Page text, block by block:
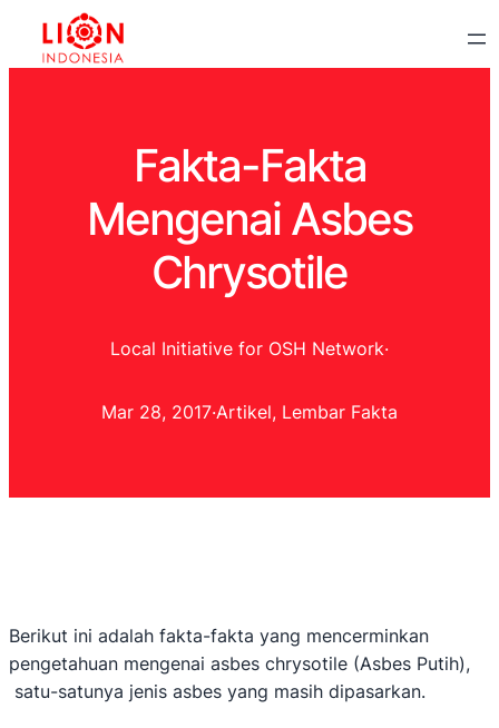
Fakta-Fakta
Mengenai Asbes
Chrysotile
Local Initiative for OSH Network·
Mar 28, 2017·Artikel, Lembar Fakta
Berikut ini adalah fakta-fakta yang mencerminkan
pengetahuan mengenai asbes chrysotile (Asbes Putih),
satu-satunya jenis asbes yang masih dipasarkan.